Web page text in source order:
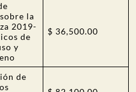
la
2019-
de
y
$ 36,500.00
de